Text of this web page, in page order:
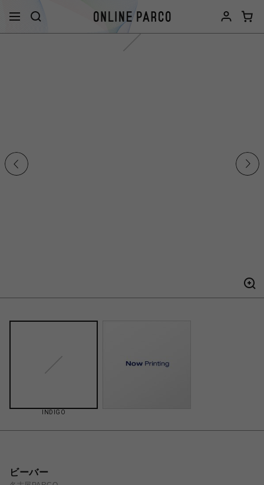
INDIGO
ビーバー